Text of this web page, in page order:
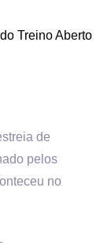
Treino Aberto
de
pelos
no